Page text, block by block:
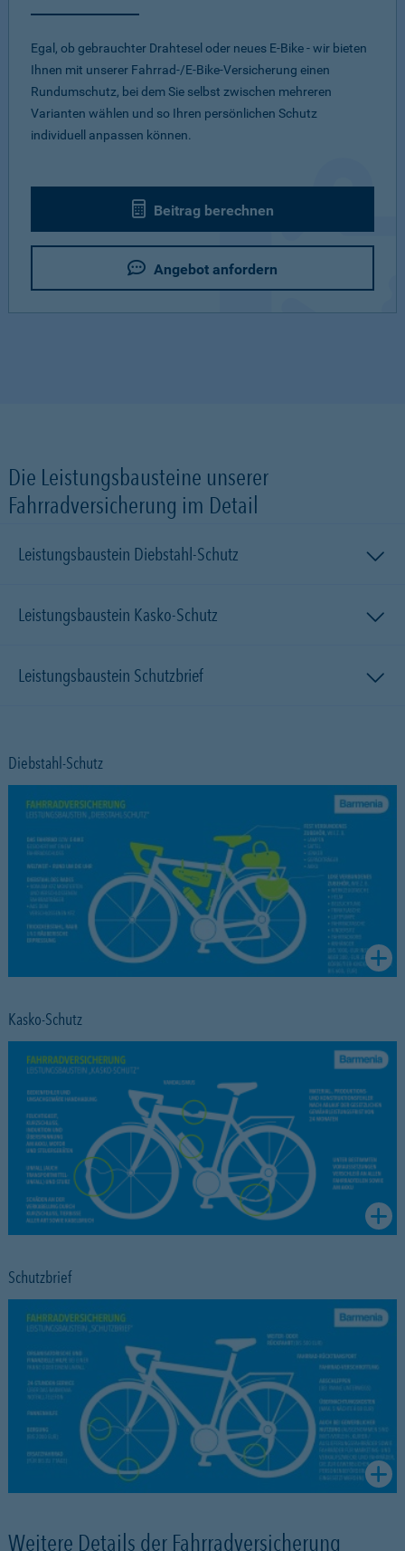
Egal, ob gebrauchter Drahtesel oder neues E-Bike - wir bieten
Ihnen mit unserer Fahrrad-/E-Bike-Versicherung einen
Rundumschutz, bei dem Sie selbst zwischen mehreren
Varianten wählen und so Ihren persönlichen Schutz
individuell anpassen können.
Beitrag berechnen
Angebot anfordern
Die Leistungsbausteine unserer
Fahrradversicherung im Detail
Leistungsbaustein Diebstahl-Schutz
Leistungsbaustein Kasko-Schutz
Leistungsbaustein Schutzbrief
Diebstahl-Schutz
Kasko-Schutz
Schutzbrief
Weitere Details der Fahrradversicherung